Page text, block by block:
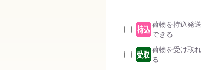
荷物を持込発送
できる
荷物を受け取れ
る